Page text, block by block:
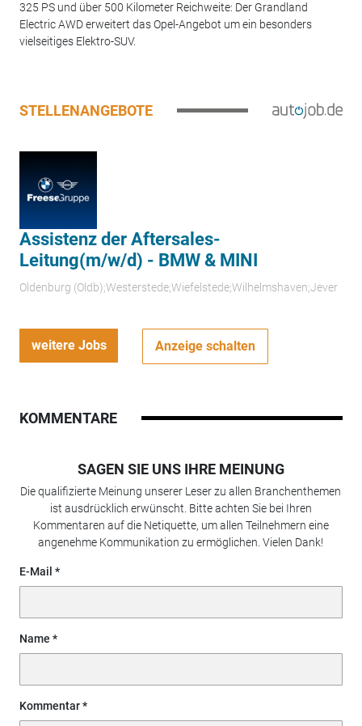
325 PS und über 500 Kilometer Reichweite: Der Grandland
Electric AWD erweitert das Opel-Angebot um ein besonders
vielseitiges Elektro-SUV.
STELLENANGEBOTE
Assistenz der Aftersales-
Leitung(m/w/d) - BMW & MINI
Oldenburg (Oldb);Westerstede;Wiefelstede;Wilhelmshaven;Jever
weitere Jobs Anzeige schalten
KOMMENTARE
SAGEN SIE UNS IHRE MEINUNG
Die qualifizierte Meinung unserer Leser zu allen Branchenthemen
ist ausdrücklich erwünscht. Bitte achten Sie bei Ihren
Kommentaren auf die Netiquette, um allen Teilnehmern eine
angenehme Kommunikation zu ermöglichen. Vielen Dank!
E-Mail
Name
Kommentar